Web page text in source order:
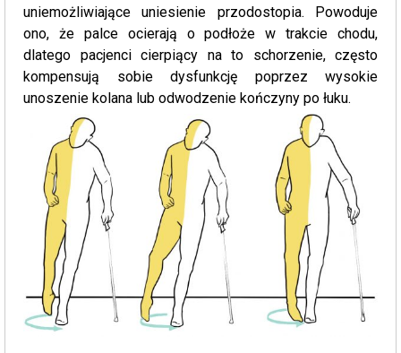
uniemożliwiające uniesienie przodostopia. Powoduje
ono, że palce ocierają o podłoże w trakcie chodu,
dlatego pacjenci cierpiący na to schorzenie, często
kompensują sobie dysfunkcję poprzez wysokie
unoszenie kolana lub odwodzenie kończyny po łuku.